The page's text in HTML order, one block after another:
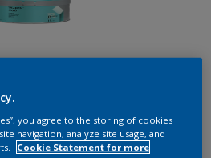
Αλλαγή απόχρωσης
you agree to the storing of cookies
navigation, analyze site usage, and
Cookie Statement for more